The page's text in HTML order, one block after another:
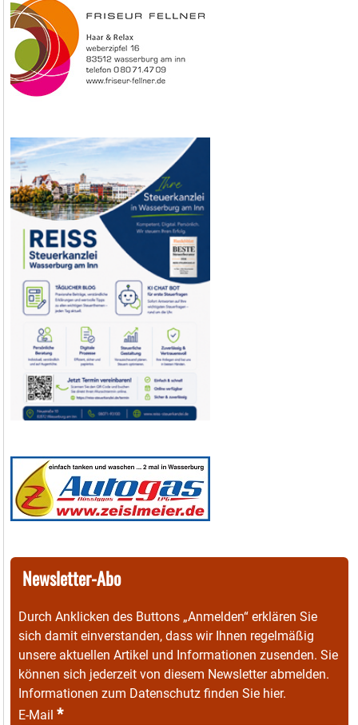
Newsletter-Abo
Durch Anklicken des Buttons „Anmelden“ erklären Sie
sich damit einverstanden, dass wir Ihnen regelmäßig
unsere aktuellen Artikel und Informationen zusenden. Sie
können sich jederzeit von diesem Newsletter abmelden.
Informationen zum Datenschutz finden Sie hier.
E-Mail *